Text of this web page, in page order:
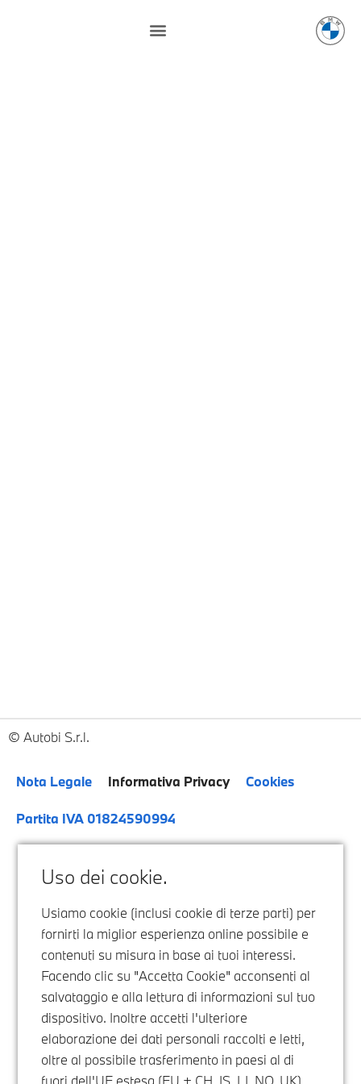
Uso dei cookie.
Usiamo cookie (inclusi cookie di terze parti) per
fornirti la miglior esperienza online possibile e
contenuti su misura in base ai tuoi interessi.
Facendo clic su "Accetta Cookie" acconsenti al
salvataggio e alla lettura di informazioni sul tuo
dispositivo. Inoltre accetti l'ulteriore
elaborazione dei dati personali raccolti e letti,
oltre al possibile trasferimento in paesi al di
fuori dell'UE estesa (EU + CH, IS, LI, NO, UK),
Autobi S.r.l.
Nota Legale Informativa Privacy Cookies
Partita IVA 01824590994